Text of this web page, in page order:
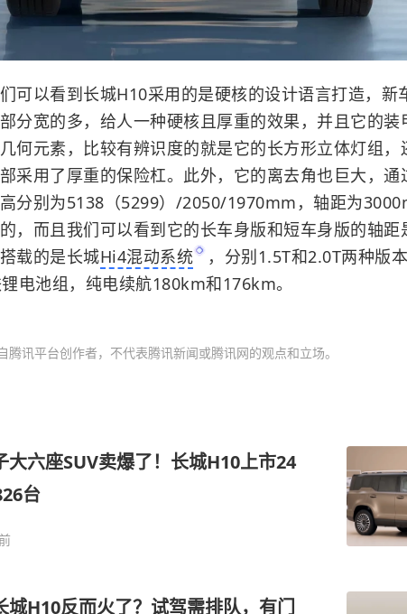
可以看到长城H10采用的是硬核的设计语言打造，新
分宽的多，给人一种硬核且厚重的效果，并且它的装
何元素，比较有辨识度的就是它的长方形立体灯组，
采用了厚重的保险杠。此外，它的离去角也巨大，通
分别为5138（5299）/2050/1970mm，轴距为
，而且我们可以看到它的长车身版和短车身版的轴距
载的是长城Hi4混动系统
，分别1.5T和2.0T两种版
电池组，纯电续航180km和176km。
腾讯平台创作者，不代表腾讯新闻或腾讯网的观点和立场。
大六座SUV卖爆了！长城H10上市24
台
城H10反而火了？试驾需排队，有门